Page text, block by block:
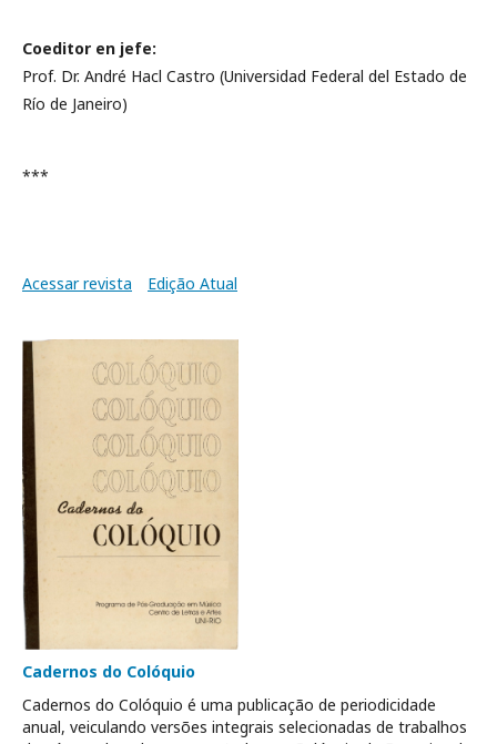
Coeditor en jefe:
Prof. Dr. André Hacl Castro (Universidad Federal del Estado de
Río de Janeiro)
***
Acessar revista Edição Atual
Cadernos do Colóquio
Cadernos do Colóquio é uma publicação de periodicidade
anual, veiculando versões integrais selecionadas de trabalhos